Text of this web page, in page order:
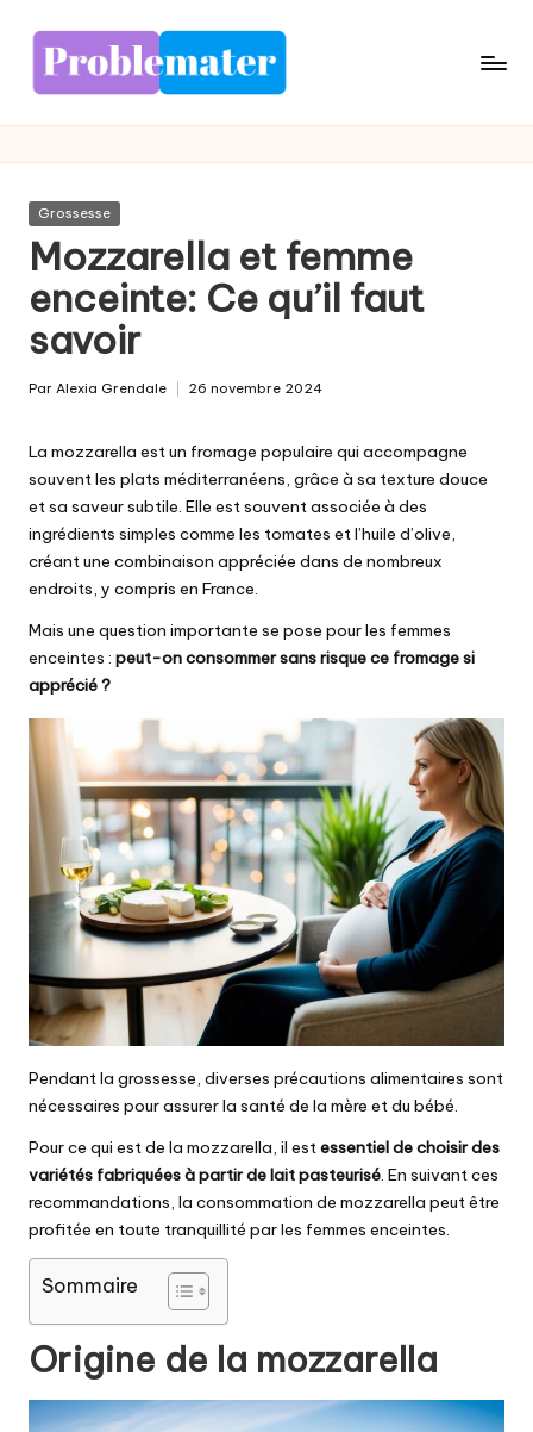
Posted
Grossesse
Mozzarella et femme
enceinte: Ce qu’il faut
savoir
Par Alexia Grendale 26 novembre 2024
La mozzarella est un fromage populaire qui accompagne
souvent les plats méditerranéens, grâce à sa texture douce
et sa saveur subtile. Elle est souvent associée à des
ingrédients simples comme les tomates et l’huile d’olive,
créant une combinaison appréciée dans de nombreux
endroits, y compris en France.
Mais une question importante se pose pour les femmes
enceintes : peut-on consommer sans risque ce fromage si
apprécié ?
Pendant la grossesse, diverses précautions alimentaires sont
nécessaires pour assurer la santé de la mère et du bébé.
Pour ce qui est de la mozzarella, il estessentiel de choisir des
variétés fabriquées à partir de lait pasteurisé. En suivant ces
recommandations, la consommation de mozzarella peut être
profitée en toute tranquillité par les femmes enceintes.
Sommaire
Origine de la mozzarella